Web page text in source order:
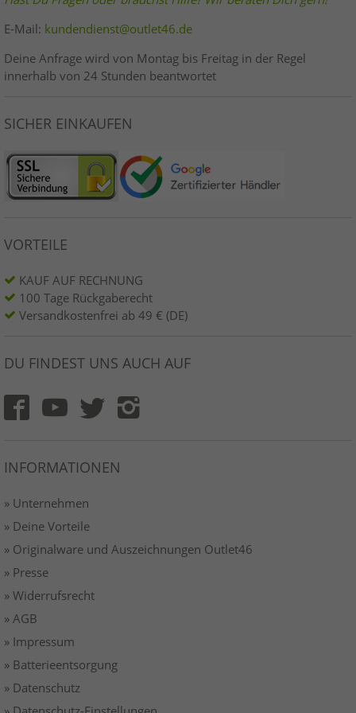
E-Mail: kundendienst@outlet46.de
Deine Anfrage wird von Montag bis Freitag in der Regel
innerhalb von 24 Stunden beantwortet
SICHER EINKAUFEN
VORTEILE
KAUF AUF RECHNUNG
100 Tage Rückgaberecht
Versandkostenfrei ab 49 € (DE)
DU FINDEST UNS AUCH AUF
INFORMATIONEN
» Unternehmen
» Deine Vorteile
» Originalware und Auszeichnungen Outlet46
» Presse
» Widerrufsrecht
» AGB
» Impressum
» Batterieentsorgung
» Datenschutz